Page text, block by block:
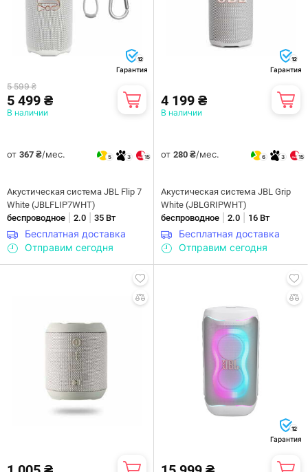
12
Гарантия
5 599 ₴
5 499 ₴
В наличии
от 367 ₴/мес. 5 3 15
Акустическая система JBL Flip 7
White (JBLFLIP7WHT)
беспроводное
2.0 35 Вт
Бесплатная доставка
Отправим сегодня
12
Гарантия
4 199 ₴
В наличии
от 280 ₴/мес. 6 3 15
Акустическая система JBL Grip
White (JBLGRIPWHT)
беспроводное
2.0 16 Вт
Бесплатная доставка
Отправим сегодня
12
Гарантия